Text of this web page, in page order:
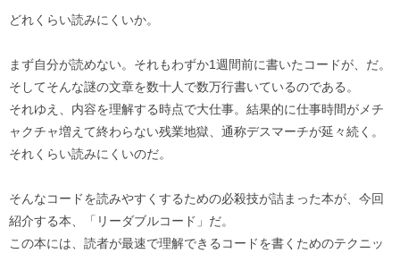
どれくらい読みにくいか。
まず自分が読めない。それもわずか1週間前に書いたコードが、だ。
そしてそんな謎の文章を数十人で数万行書いているのである。
それゆえ、内容を理解する時点で大仕事。結果的に仕事時間がメチ
ャクチャ増えて終わらない残業地獄、通称デスマーチが延々続く。
それくらい読みにくいのだ。
そんなコードを読みやすくするための必殺技が詰まった本が、今回
紹介する本、「リーダブルコード」だ。
この本には、読者が最速で理解できるコードを書くためのテクニッ